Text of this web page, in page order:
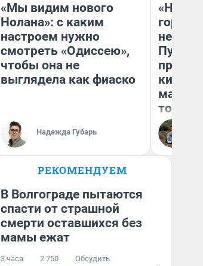
«Мы видим нового
Нолана»: с каким
настроем нужно
смотреть «Одиссею»,
чтобы она не
выглядела как фиаско
Надежда Губарь
«Нет
того
РЕКОМЕНДУЕМ
В Волгограде пытаются
спасти от страшной
смерти оставшихся без
мамы ежат
3 часа 2 750 Обсудить